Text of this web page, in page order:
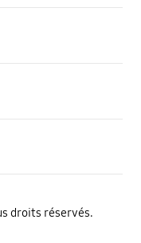
droits réservés.